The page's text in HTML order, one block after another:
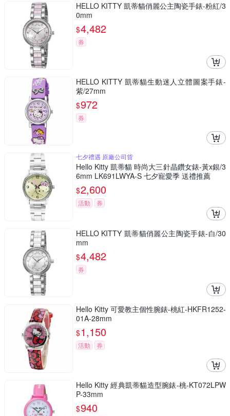
HELLO KITTY 凱蒂貓俏麗公主陶瓷手錶-粉紅/3
0mm
$4,482
券
HELLO KITTY 凱蒂貓生動迷人立體圖案手錶-
紫/27mm
$972
券
七夕禮遇 原廠公司貨
Hello Kitty 凱蒂貓 時尚大三針晶鑽女錶-黃x銀/3
6mm LK691LWYA-S 七夕寵愛季 送禮推薦
$2,600
活動 券
HELLO KITTY 凱蒂貓俏麗公主陶瓷手錶-白/30
mm
$4,482
券
Hello Kitty 可愛教主個性腕錶-桃紅-HKFR1252-
01A-28mm
$1,150
活動 券
Hello Kitty 經典凱蒂貓造型腕錶-桃-KT072LPW
P-33mm
$940